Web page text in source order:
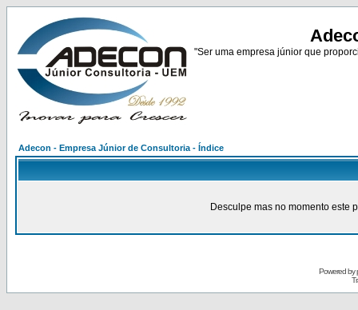
"Ser uma empresa júnior que
Adecon - Empresa Júnior de Consultoria - Índice
Desculpe mas no momento este
Powered by